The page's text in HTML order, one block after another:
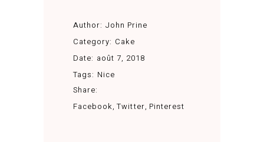
Author: John Prine
Category: Cake
Date: août 7, 2018
Tags: Nice
Share:
Facebook Twitter Pinterest